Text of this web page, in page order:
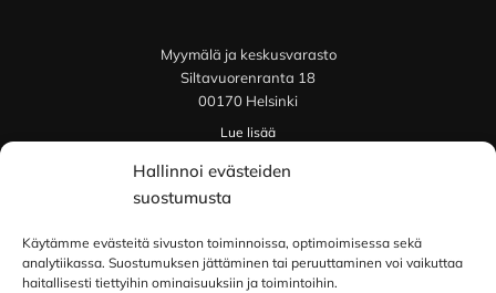
Hallinnoi evästeiden
suostumusta
Käytämme evästeitä sivuston toiminnoissa, optimoimisessa sekä
analytiikassa. Suostumuksen jättäminen tai peruuttaminen voi vaikuttaa
haitallisesti tiettyihin ominaisuuksiin ja toimintoihin.
Myymälä ja keskusvarasto
Siltavuorenranta 18
00170 Helsinki
Lue lisää
Oulu
90100 Oulu
Lue lisää